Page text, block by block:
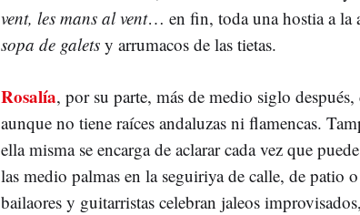
vent, les mans al vent… en fin, toda una hostia a la
sopa de galets y arrumacos de las tietas.
Rosalía, por su parte, más de medio siglo
aunque no tiene raíces andaluzas ni flamencas.
ella misma se encarga de aclarar cada vez que
las medio palmas en la seguiriya de calle, de patio
bailaores y guitarristas celebran jaleos